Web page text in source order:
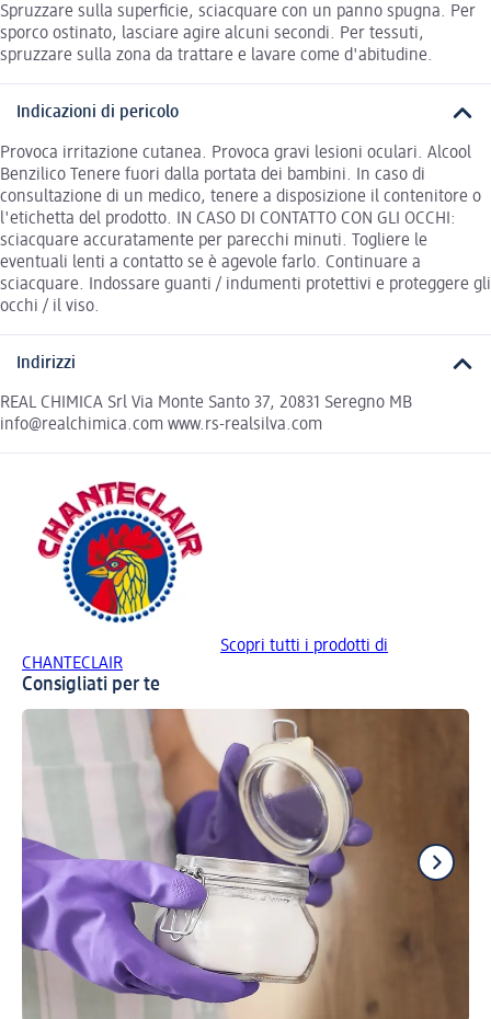
Spruzzare sulla superficie, sciacquare con un panno spugna. Per
sporco ostinato, lasciare agire alcuni secondi. Per tessuti,
spruzzare sulla zona da trattare e lavare come d'abitudine.
Indicazioni di pericolo
Provoca irritazione cutanea. Provoca gravi lesioni oculari. Alcool
Benzilico Tenere fuori dalla portata dei bambini. In caso di
consultazione di un medico, tenere a disposizione il contenitore o
l'etichetta del prodotto. IN CASO DI CONTATTO CON GLI OCCHI:
sciacquare accuratamente per parecchi minuti. Togliere le
eventuali lenti a contatto se è agevole farlo. Continuare a
sciacquare. Indossare guanti / indumenti protettivi e proteggere gli
occhi / il viso.
Indirizzi
REAL CHIMICA Srl Via Monte Santo 37, 20831 Seregno MB
info@realchimica.com www.rs-realsilva.com
Scopri tutti i prodotti di
CHANTECLAIR
Consigliati per te